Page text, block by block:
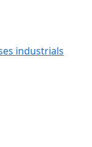
industrials